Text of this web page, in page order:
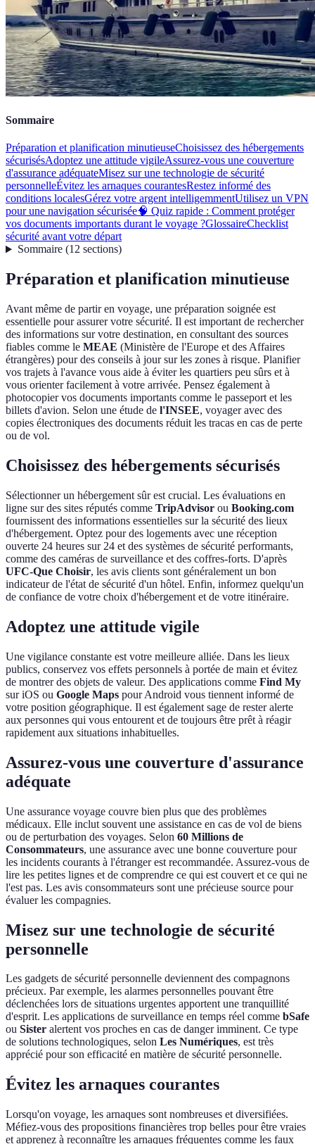
Sommaire
Préparation et planification minutieuseChoisissez des hébergements
sécurisésAdoptez une attitude vigileAssurez-vous une couverture
d'assurance adéquateMisez sur une technologie de sécurité
personnelleÉvitez les arnaques courantesRestez informé des
conditions localesGérez votre argent intelligemmentUtilisez un VPN
pour une navigation sécurisée🧠 Quiz rapide : Comment protéger
vos documents importants durant le voyage ?GlossaireChecklist
sécurité avant votre départ
Sommaire(12 sections)
Préparation et planification minutieuse
Avant même de partir en voyage, une préparation soignée est
essentielle pour assurer votre sécurité. Il est important de rechercher
des informations sur votre destination, en consultant des sources
fiables comme le MEAE (Ministère de l'Europe et des Affaires
étrangères) pour des conseils à jour sur les zones à risque. Planifier
vos trajets à l'avance vous aide à éviter les quartiers peu sûrs et à
vous orienter facilement à votre arrivée. Pensez également à
photocopier vos documents importants comme le passeport et les
billets d'avion. Selon une étude de l'INSEE, voyager avec des
copies électroniques des documents réduit les tracas en cas de perte
ou de vol.
Choisissez des hébergements sécurisés
Sélectionner un hébergement sûr est crucial. Les évaluations en
ligne sur des sites réputés comme TripAdvisor ou Booking.com
fournissent des informations essentielles sur la sécurité des lieux
d'hébergement. Optez pour des logements avec une réception
ouverte 24 heures sur 24 et des systèmes de sécurité performants,
comme des caméras de surveillance et des coffres-forts. D'après
UFC-Que Choisir, les avis clients sont généralement un bon
indicateur de l'état de sécurité d'un hôtel. Enfin, informez quelqu'un
de confiance de votre choix d'hébergement et de votre itinéraire.
Adoptez une attitude vigile
Une vigilance constante est votre meilleure alliée. Dans les lieux
publics, conservez vos effets personnels à portée de main et évitez
de montrer des objets de valeur. Des applications comme Find My
sur iOS ou Google Maps pour Android vous tiennent informé de
votre position géographique. Il est également sage de rester alerte
aux personnes qui vous entourent et de toujours être prêt à réagir
rapidement aux situations inhabituelles.
Assurez-vous une couverture d'assurance
adéquate
Une assurance voyage couvre bien plus que des problèmes
médicaux. Elle inclut souvent une assistance en cas de vol de biens
ou de perturbation des voyages. Selon 60 Millions de
Consommateurs, une assurance avec une bonne couverture pour
les incidents courants à l'étranger est recommandée. Assurez-vous de
lire les petites lignes et de comprendre ce qui est couvert et ce qui ne
l'est pas. Les avis consommateurs sont une précieuse source pour
évaluer les compagnies.
Misez sur une technologie de sécurité
personnelle
Les gadgets de sécurité personnelle deviennent des compagnons
précieux. Par exemple, les alarmes personnelles pouvant être
déclenchées lors de situations urgentes apportent une tranquillité
d'esprit. Les applications de surveillance en temps réel comme bSafe
ou Sister alertent vos proches en cas de danger imminent. Ce type
de solutions technologiques, selon Les Numériques, est très
apprécié pour son efficacité en matière de sécurité personnelle.
Évitez les arnaques courantes
Lorsqu'on voyage, les arnaques sont nombreuses et diversifiées.
Méfiez-vous des propositions financières trop belles pour être vraies
et apprenez à reconnaître les arnaques fréquentes comme les faux